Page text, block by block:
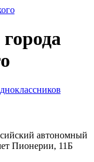
автономный
Пионерии, 11Б